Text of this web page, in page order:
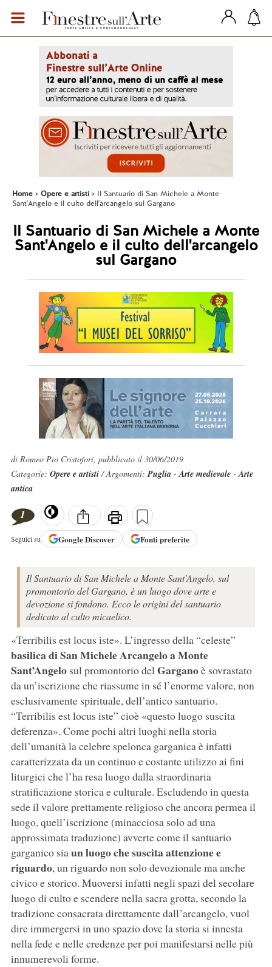
Home Opere e artisti
Il Santuario di San Michele a Monte
Sant'Angelo e il culto dell'arcangelo sul Gargano
Il Santuario di San Michele a Monte
Sant'Angelo e il culto dell'arcangelo
sul Gargano
di Romeo Pio Cristofori, pubblicato il 30/06/2019
Categorie: Opere e artisti/ Argomenti:Puglia-Arte medievale-Arte
antica
1
Seguici su GoogleDiscover Fonti preferite
Il Santuario di San Michele a Monte Sant'Angelo, sul
promontorio del Gargano, è un luogo dove arte e
devozione si fondono. Ecco le origini del santuario
dedicato al culto micaelico.
«Terribilis est locus iste». L’ingresso della “celeste”
basilica di San Michele Arcangelo a Monte
Sant’Angelosul promontorio delGarganoè sovrastato
da un’iscrizione che riassume in sé l’enorme valore, non
esclusivamente spirituale, dell’antico santuario.
“Terribilis est locus iste” cioè «questo luogo suscita
deferenza». Come pochi altri luoghi nella storia
dell’umanità la celebre spelonca garganica è infatti
caratterizzata da un continuo e costante utilizzo ai fini
liturgici che l’ha resa luogo dalla straordinaria
stratificazione storica e culturale. Escludendo in questa
sede il valore prettamente religioso che ancora permea il
luogo, quell’iscrizione (minacciosa solo ad una
approssimata traduzione) avverte come il santuario
garganico siaun luogo che suscita attenzione e
riguardo, un riguardo non solo devozionale ma anche
civico e storico. Muoversi infatti negli spazi del secolare
luogo di culto e scendere nella sacra grotta, secondo la
tradizione consacrata direttamente dall’arcangelo, vuol
dire immergersi in uno spazio dove la storia si innesta
nella fede e nelle credenze per poi manifestarsi nelle più
innumerevoli forme.